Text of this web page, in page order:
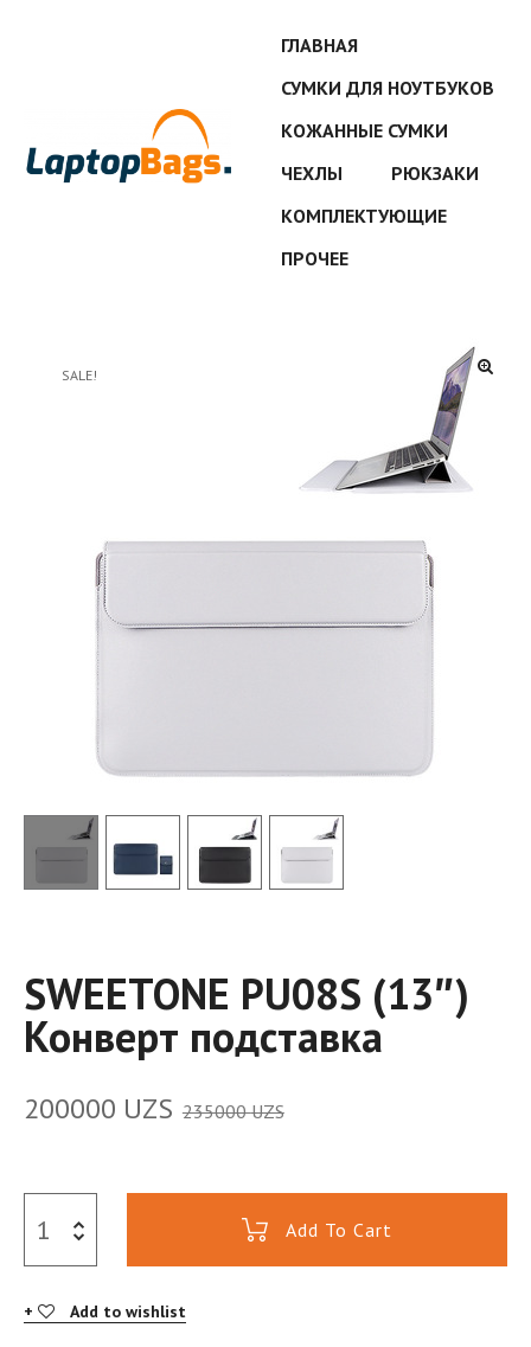
ГЛАВНАЯ
СУМКИ ДЛЯ НОУТБУКОВ
КОЖАННЫЕ СУМКИ
ЧЕХЛЫ
РЮКЗАКИ
КОМПЛЕКТУЮЩИЕ
ПРОЧЕЕ
SALE!
SWEETONE PU08S (13″)
Конверт подставка
235000UZS
200000 UZS
Add To Cart
Add to wishlist